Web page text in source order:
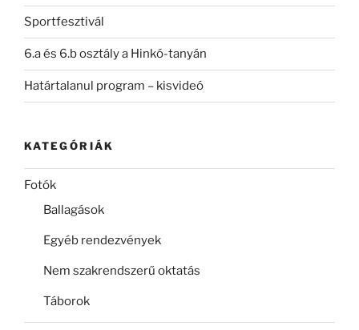
Sportfesztivál
6.a és 6.b osztály a Hinkó-tanyán
Határtalanul program – kisvideó
KATEGÓRIÁK
Fotók
Ballagások
Egyéb rendezvények
Nem szakrendszerű oktatás
Táborok